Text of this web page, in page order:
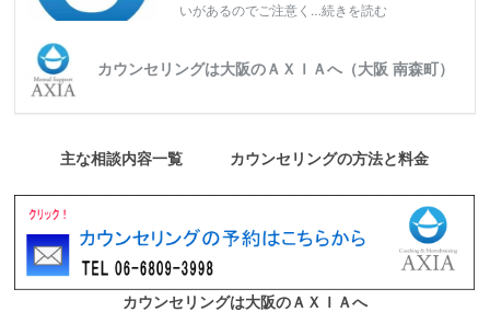
いがあるのでご注意く…続きを読む
カウンセリングは大阪のＡＸＩＡへ（大阪 南森町）